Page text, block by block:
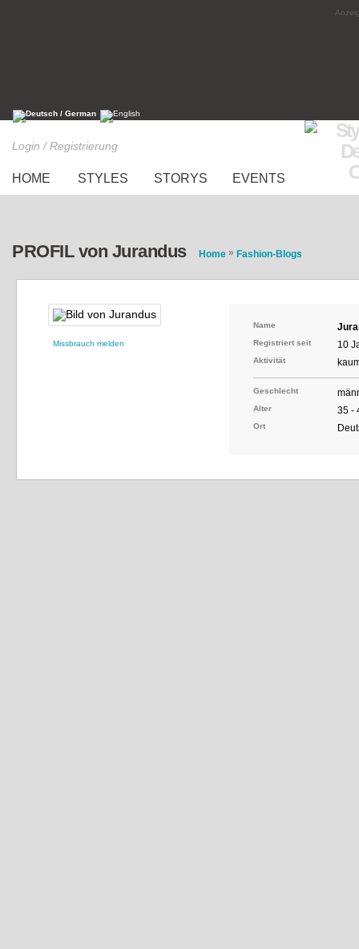
Login / Registrierung
HOME STYLES STORYS EVENTS
PROFIL von Jurandus Home » Fashion-Blogs
Missbrauch melden
Name
Registriert seit 10
Aktivität
Geschlecht
Alter 35 -
Ort